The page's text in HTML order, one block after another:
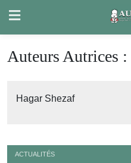
content
Auteurs Autrices :
Hagar Shezaf
ACTUALITÉS